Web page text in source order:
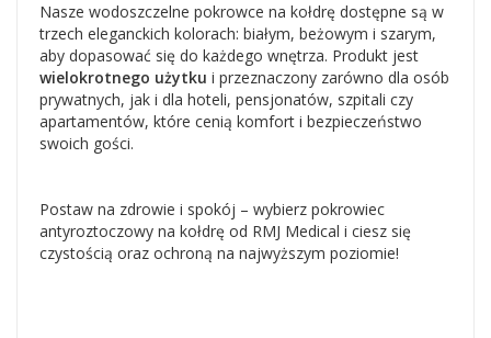
Nasze wodoszczelne pokrowce na kołdrę dostępne są w
trzech eleganckich kolorach: białym, beżowym i szarym,
aby dopasować się do każdego wnętrza. Produkt jest
wielokrotnego użytku i przeznaczony zarówno dla osób
prywatnych, jak i dla hoteli, pensjonatów, szpitali czy
apartamentów, które cenią komfort i bezpieczeństwo
swoich gości.
Postaw na zdrowie i spokój – wybierz pokrowiec
antyroztoczowy na kołdrę od RMJ Medical i ciesz się
czystością oraz ochroną na najwyższym poziomie!